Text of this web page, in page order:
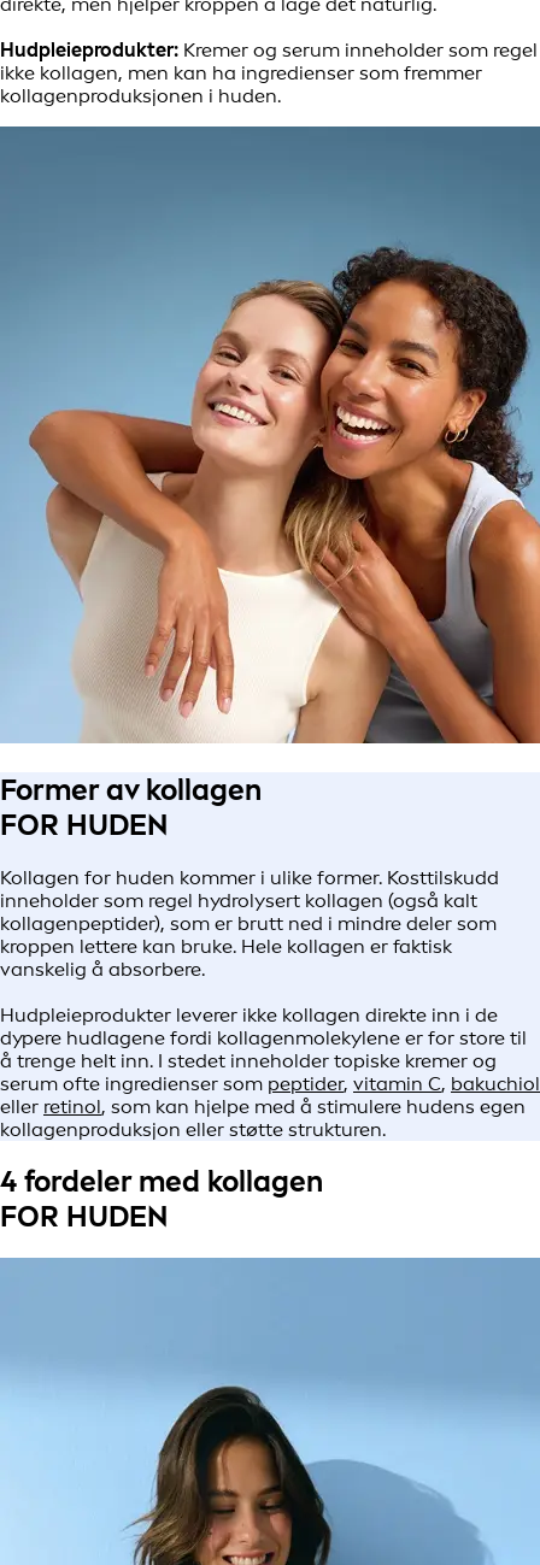
Hudpleieprodukter: Kremer og serum inneholder som regel
ikke kollagen, men kan ha ingredienser som fremmer
kollagenproduksjonen i huden.
Former av kollagen
FOR HUDEN
Kollagen for huden kommer i ulike former. Kosttilskudd
inneholder som regel hydrolysert kollagen (også kalt
kollagenpeptider), som er brutt ned i mindre deler som
kroppen lettere kan bruke. Hele kollagen er faktisk
vanskelig å absorbere.
Hudpleieprodukter leverer ikke kollagen direkte inn i de
dypere hudlagene fordi kollagenmolekylene er for store til
å trenge helt inn. I stedet inneholder topiske kremer og
serum ofte ingredienser som peptider, vitamin C, bakuchiol
eller retinol, som kan hjelpe med å stimulere hudens egen
kollagenproduksjon eller støtte strukturen.
4 fordeler med kollagen
FOR HUDEN